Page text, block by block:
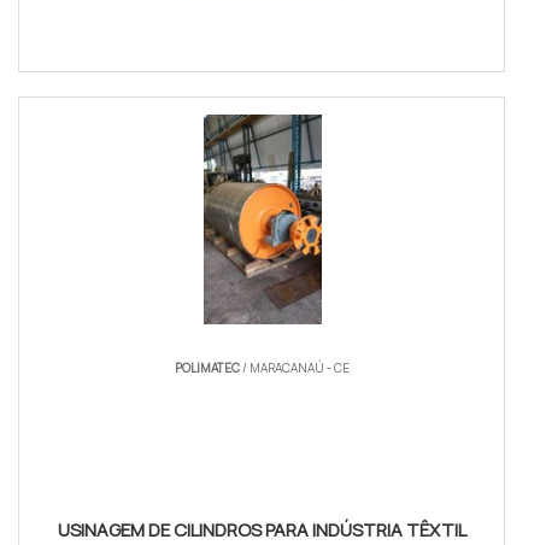
POLIMATEC/ MARACANAÚ - CE
USINAGEM DE CILINDROS PARA INDÚSTRIA TÊXTIL